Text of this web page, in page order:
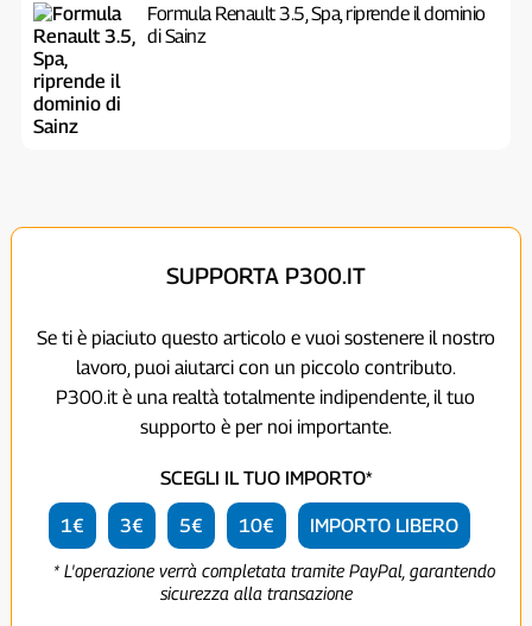
Formula Renault 3.5, Spa, riprende il dominio
di Sainz
SUPPORTA P300.IT
Se ti è piaciuto questo articolo e vuoi sostenere il nostro
lavoro, puoi aiutarci con un piccolo contributo.
P300.it è una realtà totalmente indipendente, il tuo
supporto è per noi importante.
SCEGLI IL TUO IMPORTO*
1€ 3€ 5€ 10€ IMPORTO LIBERO
* L'operazione verrà completata tramite PayPal, garantendo
sicurezza alla transazione